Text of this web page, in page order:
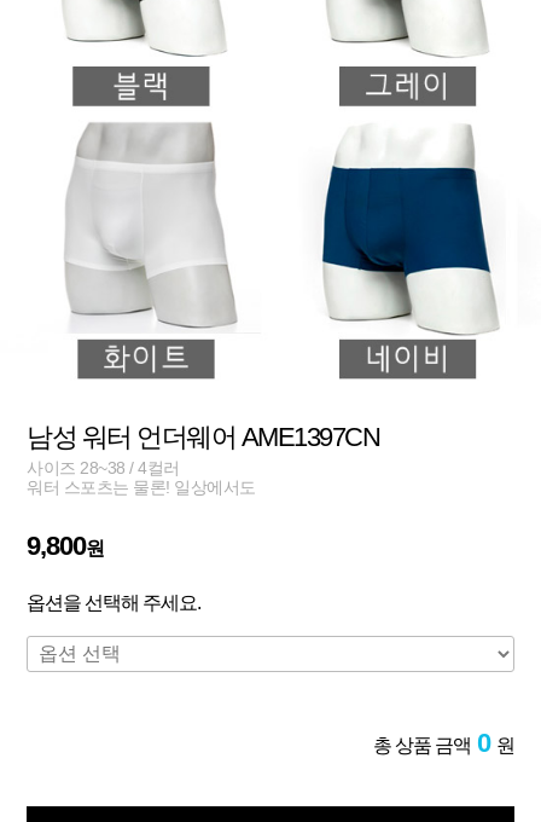
남성 워터 언더웨어 AME1397CN
사이즈 28~38 / 4컬러
워터 스포츠는 물론! 일상에서도
9,800원
옵션을 선택해 주세요.
총 상품 금액 0 원